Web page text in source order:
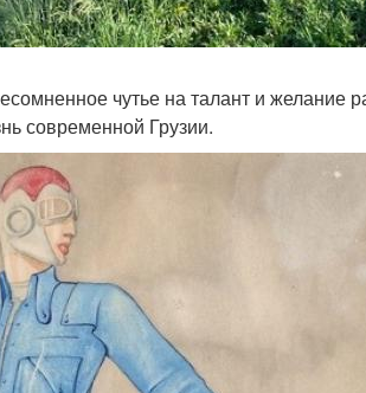
чутье на талант и желание
современной Грузии.